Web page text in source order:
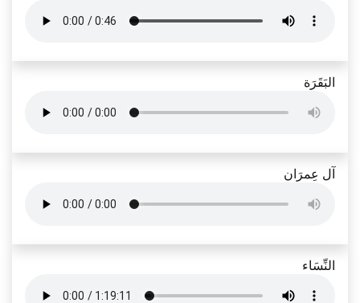
البَقَرَة
آل عِمرَان
النِّسَاء